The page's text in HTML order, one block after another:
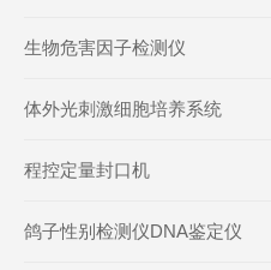
生物危害因子检测仪
体外光刺激细胞培养系统
程控定量封口机
鸽子性别检测仪DNA鉴定仪